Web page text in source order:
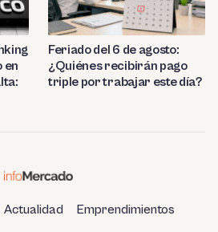
en
Feriado del 6 de agosto:
¿Quiénes recibirán pago
triple por trabajar este día?
Actualidad Emprendimientos